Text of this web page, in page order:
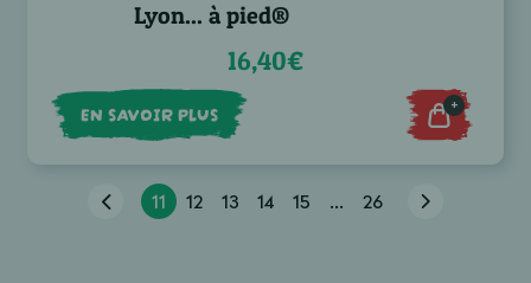
Lyon... à pied®
16,40€
EN SAVOIR PLUS +
11 12 13 14 15 ... 26